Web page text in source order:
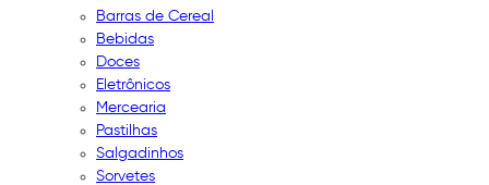
Barras de Cereal
Bebidas
Doces
Eletrônicos
Mercearia
Pastilhas
Salgadinhos
Sorvetes